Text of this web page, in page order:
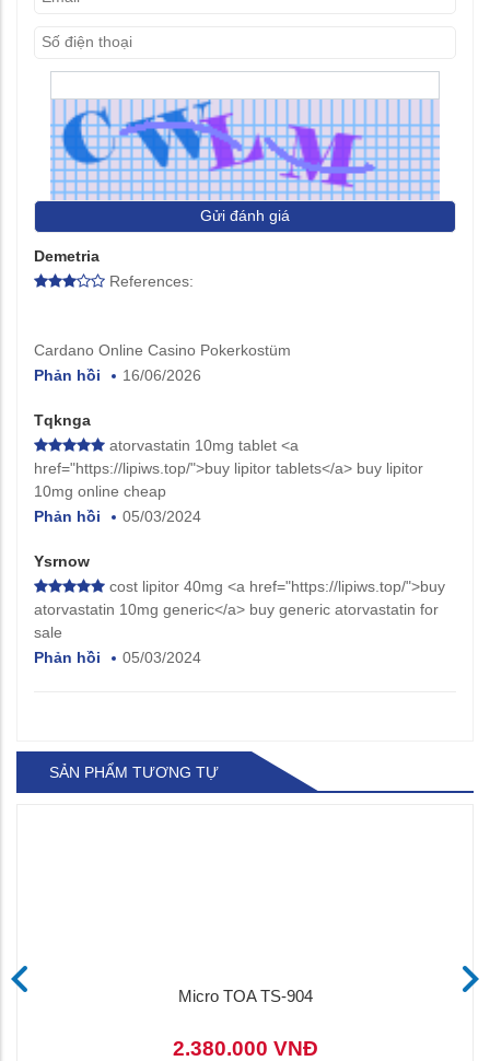
Gửi đánh giá
Demetria
References:
Cardano Online Casino Pokerkostüm
Phản hồi
16/06/2026
Tqknga
atorvastatin 10mg tablet <a
href="https://lipiws.top/">buy lipitor tablets</a> buy lipitor
10mg online cheap
Phản hồi
05/03/2024
Ysrnow
cost lipitor 40mg <a href="https://lipiws.top/">buy
atorvastatin 10mg generic</a> buy generic atorvastatin for
sale
Phản hồi
05/03/2024
SẢN PHẨM TƯƠNG TỰ
Micro TOA TS-904
2.380.000 VNĐ